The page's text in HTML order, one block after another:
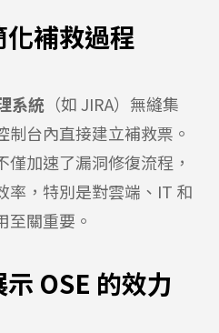
補救過程
系統 （如 JIRA）無縫集
台內直接建立補救票。
加速了漏洞修復流程，
率，特別是對雲端、IT 和
至關重要。
OSE 的效力